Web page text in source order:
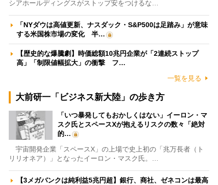
シアホールディングスがストップ安をつけるな…
「NYダウは高値更新、ナスダック・S&P500は足踏み」が意味
する米国株市場の変化 半…
【歴史的な爆騰劇】時価総額10兆円企業が「2連続ストップ
高」「制限値幅拡大」の衝撃 フ…
一覧を見る
大前研一「ビジネス新大陸」の歩き方
「いつ暴発してもおかしくはない」イーロン・マ
スク氏とスペースXが抱えるリスクの数々「絶対
的…
宇宙開発企業「スペースX」の上場で史上初の「兆万長者（ト
リリオネア）」となったイーロン・マスク氏。…
【3メガバンクは純利益5兆円超】銀行、商社、ゼネコンは最高